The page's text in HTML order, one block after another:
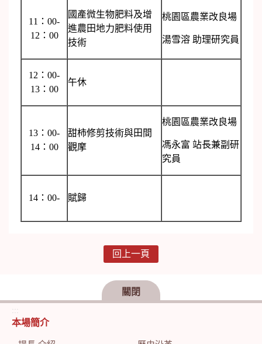
11：00-
12：00
國產微生物肥料及增
進農田地力肥料使用
技術
桃園區農業改良場
湯雪溶 助理研究員
12：00-
13：00
午休
13：00-
14：00
甜柿修剪技術與田間
觀摩
桃園區農業改良場
馮永富 站長兼副研
究員
14：00- 賦歸
回上一頁
關閉
:::
本場簡介